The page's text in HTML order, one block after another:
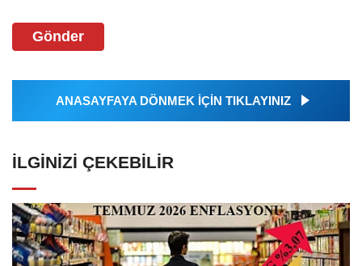
Gönder
ANASAYFAYA DÖNMEK İÇİN TIKLAYINIZ
İLGINIZI ÇEKEBILIR